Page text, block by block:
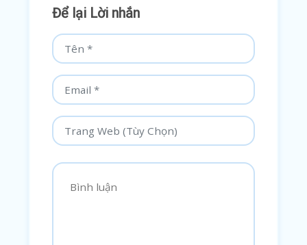
Để lại Lời nhắn